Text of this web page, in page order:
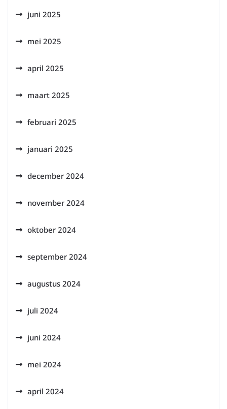
juni 2025
mei 2025
april 2025
maart 2025
februari 2025
januari 2025
december 2024
november 2024
oktober 2024
september 2024
augustus 2024
juli 2024
juni 2024
mei 2024
april 2024